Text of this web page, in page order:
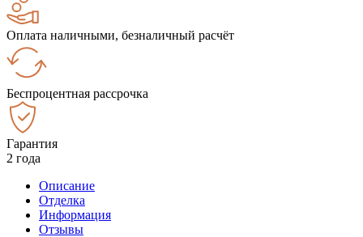
Оплата наличными, безналичный расчёт
Беспроцентная рассрочка
Гарантия
2 года
Описание
Отделка
Информация
Отзывы